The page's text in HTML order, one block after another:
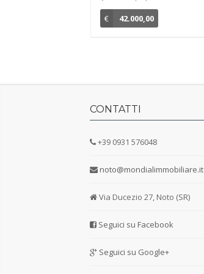
€
42.000,00
CONTATTI
+39 0931 576048
noto@mondialimmobiliare.it
Via Ducezio 27, Noto (SR)
Seguici su Facebook
Seguici su Google+